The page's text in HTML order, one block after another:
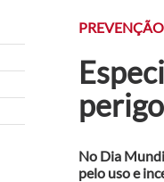
PREVENÇÃO
No Dia
pelo uso e